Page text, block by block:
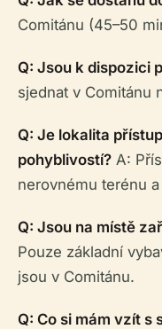
Comitánu (45–50
Q: Jsou k dispozici
sjednat v Comitánu
Q: Je lokalita
pohyblivostí? A:
nerovnému terénu
Q: Jsou na místě
Pouze základní
jsou v Comitánu.
Q: Co si mám vzít s